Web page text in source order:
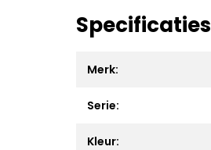
Specificaties
Merk:
Serie:
Kleur: